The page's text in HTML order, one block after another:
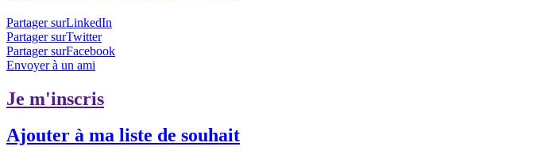
Partager surLinkedIn
Partager surTwitter
Partager surFacebook
Envoyer à un ami
Je m'inscris
Ajouter à ma liste de souhait